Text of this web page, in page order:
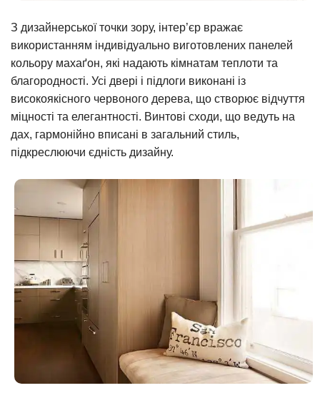
З дизайнерської точки зору, інтер’єр вражає
використанням індивідуально виготовлених панелей
кольору махаґон, які надають кімнатам теплоти та
благородності. Усі двері і підлоги виконані із
високоякісного червоного дерева, що створює відчуття
міцності та елегантності. Винтові сходи, що ведуть на
дах, гармонійно вписані в загальний стиль,
підкреслюючи єдність дизайну.